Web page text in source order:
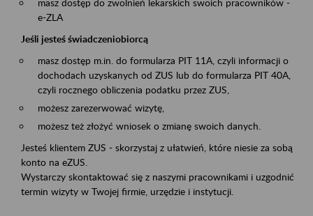
masz dostęp do zwolnień lekarskich swoich pracowników -
e-ZLA
Jeśli jesteś świadczeniobiorcą
masz dostęp m.in. do formularza PIT 11A, czyli informacji o
dochodach uzyskanych od ZUS lub do formularza PIT 40A,
czyli rocznego obliczenia podatku przez ZUS,
możesz zarezerwować wizytę,
możesz też złożyć wniosek o zmianę swoich danych.
Jesteś klientem ZUS - skorzystaj z ułatwień, które niesie za sobą
konto na eZUS.
Wystarczy skontaktować się z naszymi pracownikami i uzgodnić
termin wizyty w Twojej firmie, urzędzie i instytucji.